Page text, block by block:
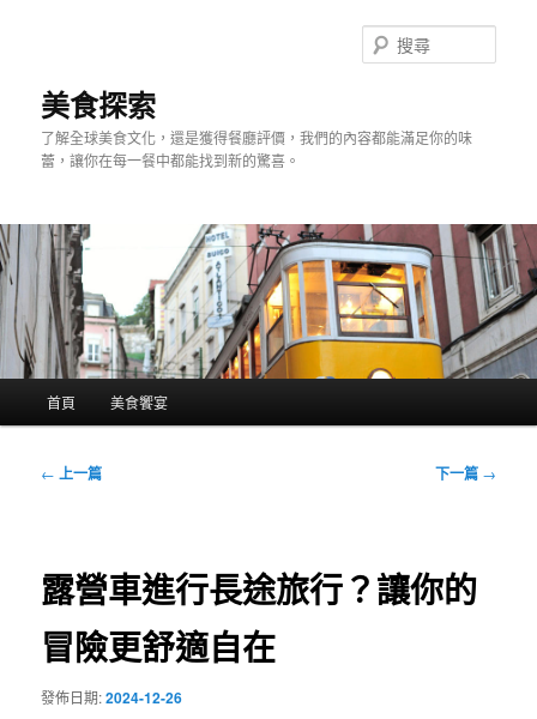
美食探索
了解全球美食文化，還是獲得餐廳評價，我們的內容都能滿足你的味
蕾，讓你在每一餐中都能找到新的驚喜。
尋
首頁 美食饗宴
文
← 上一篇 下一篇 →
露營車進行長途旅行？讓你的
冒險更舒適自在
發佈日期:2024-12-26